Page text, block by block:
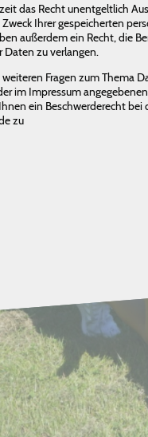
das Recht unentgeltlich
Ihrer gespeicherten
außerdem ein Recht, die
Daten zu verlangen.
Fragen zum Thema
im Impressum
ein Beschwerderecht bei
zu